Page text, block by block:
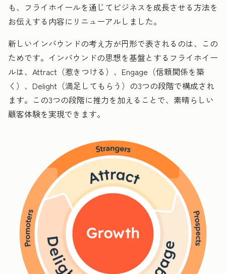
も、フライホイールを通じてビジネスを成長させる方法を
お伝えする内容にリニューアルしました。
新しいインバウンドの考え方が円形で表されるのは、この
ためです。インバウンドの思想を基盤とするフライホイー
ルは、Attract（惹きつける）、Engage（信頼関係を築
く）、Delight（満足してもらう）の3つの段階で構成され
ます。この3つの段階に推力を加えることで、素晴らしい
顧客体験を実現できます。